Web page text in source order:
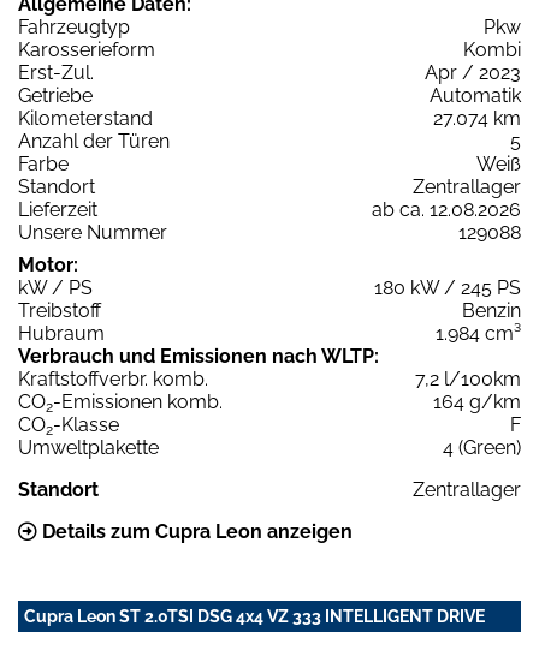
Fahrzeugtyp
Pkw
Karosserieform
Kombi
Erst-Zul.
Apr / 2023
Getriebe
Automatik
Kilometerstand
27.074 km
Anzahl der Türen
5
Farbe
Weiß
Standort
Zentrallager
Lieferzeit
ab ca. 12.08.2026
Unsere Nummer
129088
Motor:
kW / PS
180 kW / 245 PS
Treibstoff
Benzin
Hubraum
1.984 cm³
Verbrauch und Emissionen nach WLTP:
Kraftstoffverbr. komb.
7,2 l/100km
CO2-Emissionen komb.
164 g/km
CO2-Klasse
F
Umweltplakette
4 (Green)
Standort
Zentrallager
Details zum Cupra Leon anzeigen
Cupra Leon ST 2.0TSI DSG 4x4 VZ 333 INTELLIGENT DRIVE